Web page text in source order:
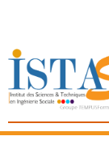
contenu